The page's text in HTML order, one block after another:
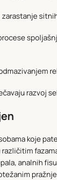
razvoj
koje
analnih